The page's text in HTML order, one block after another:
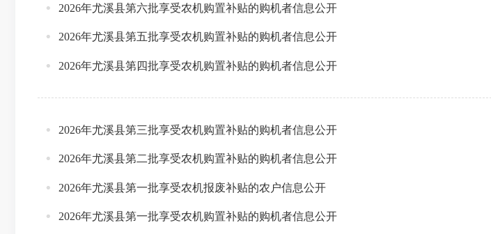
2026年尤溪县第六批享受农机购置补贴的购机者信息公开
2026年尤溪县第五批享受农机购置补贴的购机者信息公开
2026年尤溪县第四批享受农机购置补贴的购机者信息公开
2026年尤溪县第三批享受农机购置补贴的购机者信息公开
2026年尤溪县第二批享受农机购置补贴的购机者信息公开
2026年尤溪县第一批享受农机报废补贴的农户信息公开
2026年尤溪县第一批享受农机购置补贴的购机者信息公开